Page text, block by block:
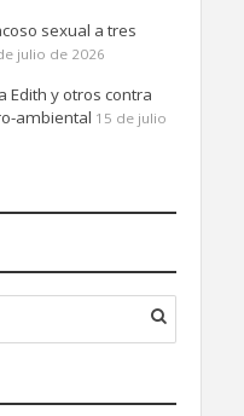
sexual a tres
julio de 2026
Edith y otros contra
ambiental 15 de julio